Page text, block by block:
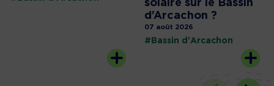
solaire sur le Bassin
d’Arcachon ?
07 août 2026
#Bassin d'Arcachon